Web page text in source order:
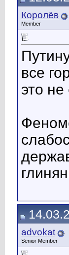
Королёв
Member
все
это
advokat
Senior Member